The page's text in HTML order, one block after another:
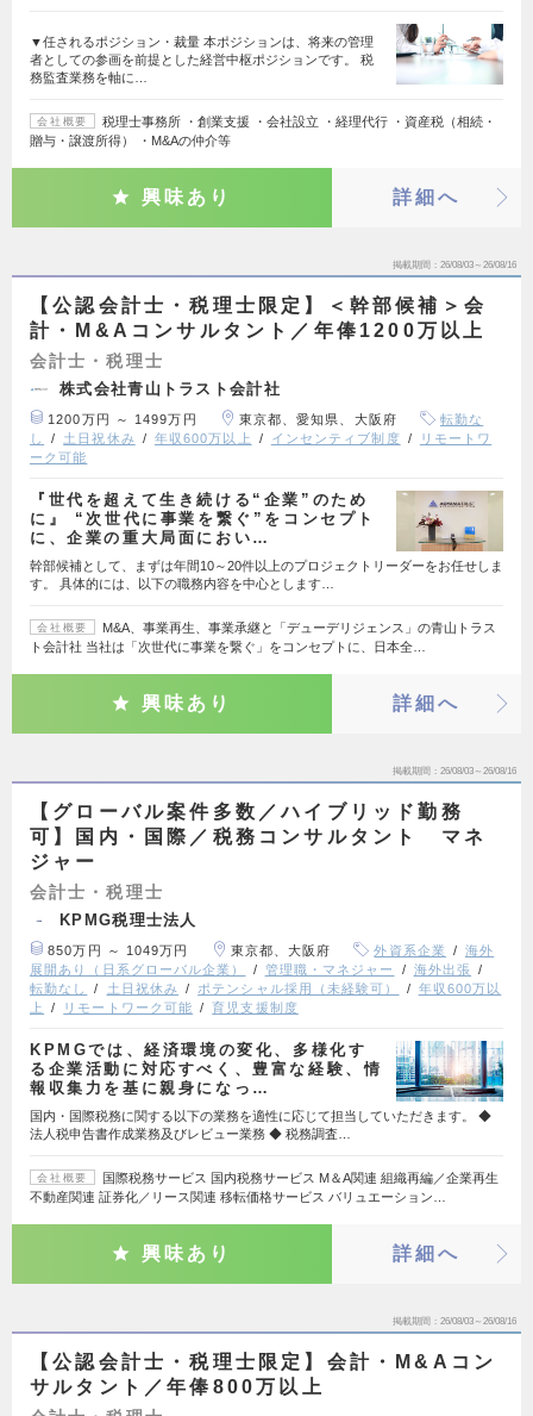
▼任されるポジション・裁量 本ポジションは、将来の管理
者としての参画を前提とした経営中枢ポジションです。 税
務監査業務を軸に…
会社概要
税理士事務所 ・創業支援 ・会社設立 ・経理代行 ・資産税（相続・
贈与・譲渡所得） ・M&Aの仲介等
興味あり 詳細へ
掲載期間 26/08/03～26/08/16
【公認会計士・税理士限定】＜幹部候補＞会
計・M&Aコンサルタント／年俸1200万以上
会計士・税理士
株式会社青山トラスト会計社
1200万円 ～ 1499万円 東京都、愛知県、大阪府
転勤な
し
土日祝休み 年収600万以上 インセンティブ制度
リモートワ
ーク可能
『世代を超えて生き続ける“企業”のため
に』 “次世代に事業を繋ぐ”をコンセプト
に、企業の重大局面におい…
幹部候補として、まずは年間10～20件以上のプロジェクトリーダーをお任せしま
す。 具体的には、以下の職務内容を中心とします…
会社概要
M&A、事業再生、事業承継と「デューデリジェンス」の青山トラス
ト会計社 当社は「次世代に事業を繋ぐ」をコンセプトに、日本全…
興味あり 詳細へ
掲載期間 26/08/03～26/08/16
【グローバル案件多数／ハイブリッド勤務
可】国内・国際／税務コンサルタント マネ
ジャー
会計士・税理士
KPMG税理士法人
850万円 ～ 1049万円 東京都、大阪府 外資系企業
海外
展開あり（日系グローバル企業）
管理職・マネジャー
海外出張
転勤なし
土日祝休み ポテンシャル採用（未経験可）
年収600万以
上
リモートワーク可能 育児支援制度
KPMGでは、経済環境の変化、多様化す
る企業活動に対応すべく、豊富な経験、情
報収集力を基に親身になっ…
国内・国際税務に関する以下の業務を適性に応じて担当していただきます。 ◆
法人税申告書作成業務及びレビュー業務 ◆ 税務調査…
会社概要
国際税務サービス 国内税務サービス M＆A関連 組織再編／企業再生
不動産関連 証券化／リース関連 移転価格サービス バリュエーション…
興味あり 詳細へ
掲載期間 26/08/03～26/08/16
【公認会計士・税理士限定】会計・M&Aコン
サルタント／年俸800万以上